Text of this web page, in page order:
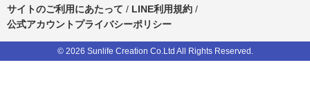
サイトのご利用にあたって / LINE利用規約 /
公式アカウントプライバシーポリシー
© 2026 Sunlife Creation Co.Ltd All Rights Reserved.